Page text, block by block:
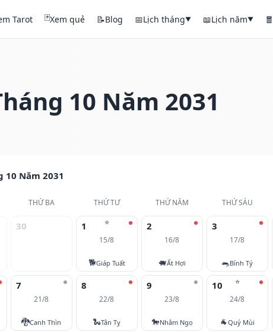
Tarot 🃏Xem quẻ 📝Blog 📅Lịch tháng▼ 📖Lịch năm▼ 🧧
10 Năm 2031
10 Năm 2031
THỨ BA THỨ TƯ THỨ NĂM THỨ SÁU
30 ⭐
1
15/8
🐕Giáp Tuất
2
16/8
🐖Ất Hợi
3
17/8
🐀Bính Tý
7
21/8
🐉Canh Thìn
8
22/8
🐍Tân Tỵ
9
23/8
🐎Nhâm Ngọ
⭐
10
24/8
🐐Quý Mùi